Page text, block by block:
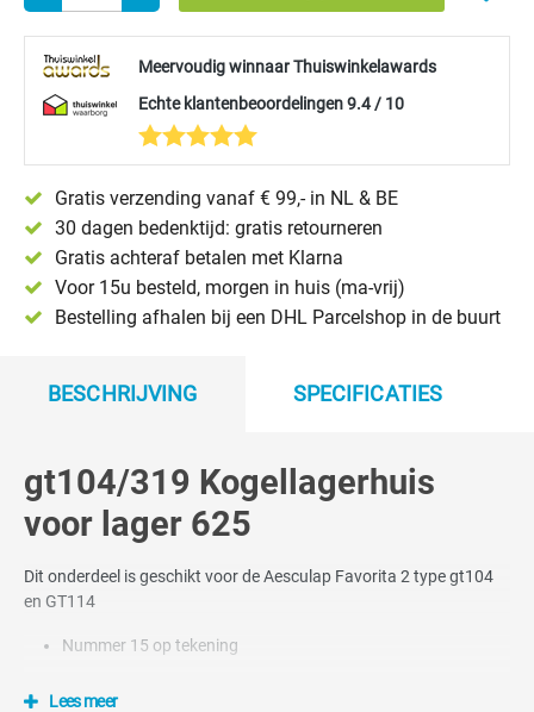
Meervoudig winnaar Thuiswinkelawards
Echte klantenbeoordelingen 9.4 / 10
Gratis verzending vanaf € 99,- in NL & BE
30 dagen bedenktijd: gratis retourneren
Gratis achteraf betalen met Klarna
Voor 15u besteld, morgen in huis (ma-vrij)
Bestelling afhalen bij een DHL Parcelshop in de buurt
BESCHRIJVING SPECIFICATIES
gt104/319 Kogellagerhuis
voor lager 625
Dit onderdeel is geschikt voor de Aesculap Favorita 2 type gt104
en GT114
Nummer 15 op tekening
Lees meer